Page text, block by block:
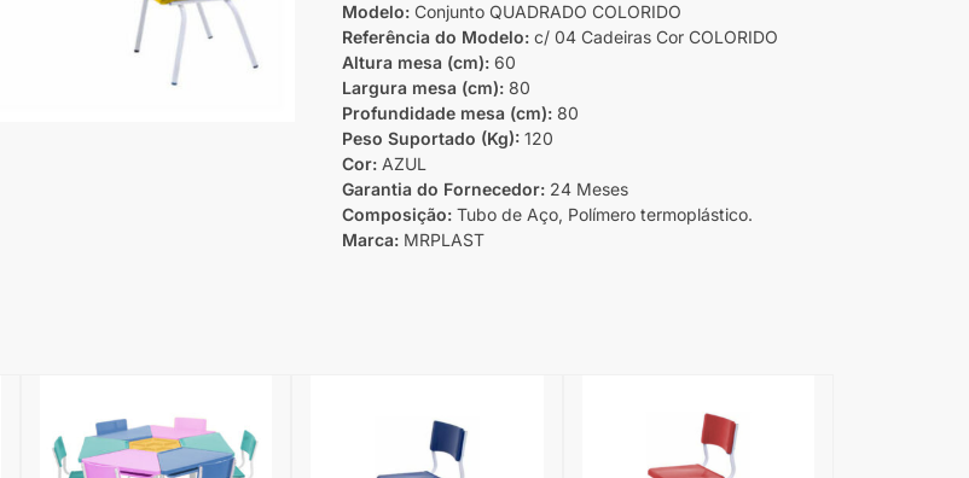
Modelo: Conjunto QUADRADO COLORIDO
Referência do Modelo:c/ 04 Cadeiras Cor COLORIDO
Altura mesa (cm):60
Largura mesa (cm):80
Profundidade mesa (cm):80
Peso Suportado (Kg):120
Cor:AZUL
Garantia do Fornecedor:24 Meses
Composição:Tubo de Aço, Polímero termoplástico.
Marca:MRPLAST